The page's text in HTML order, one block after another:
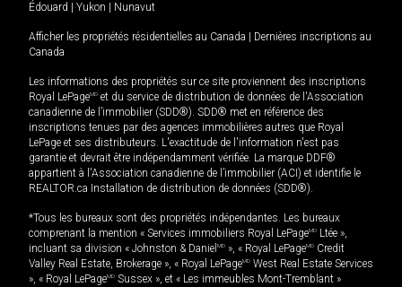
Édouard
Yukon Nunavut
Afficher les propriétés résidentielles au Canada
Dernières inscriptions au
Canada
Les informations des propriétés sur ce site proviennent des inscriptions
Royal LePageMD et du service de distribution de données de l'Association
canadienne de l’immobilier (SDD®). SDD® met en référence des
inscriptions tenues par des agences immobilières autres que Royal
LePage et ses distributeurs. L'exactitude de l'information n'est pas
garantie et devrait être indépendamment vérifiée. La marque DDF®
appartient à l'Association canadienne de l’immobilier (ACI) et identifie le
REALTOR.ca Installation de distribution de données (SDD®).
*Tous les bureaux sont des propriétés indépendantes. Les bureaux
comprenant la mention « Services immobiliers Royal LePageMD Ltée »,
incluant sa division « Johnston & Daniel MD », « Royal LePageMD Credit
Valley Real Estate, Brokerage », « Royal LePageMD West Real Estate Services
», « Royal LePageMD Sussex », et « Les immeubles Mont-Tremblant »